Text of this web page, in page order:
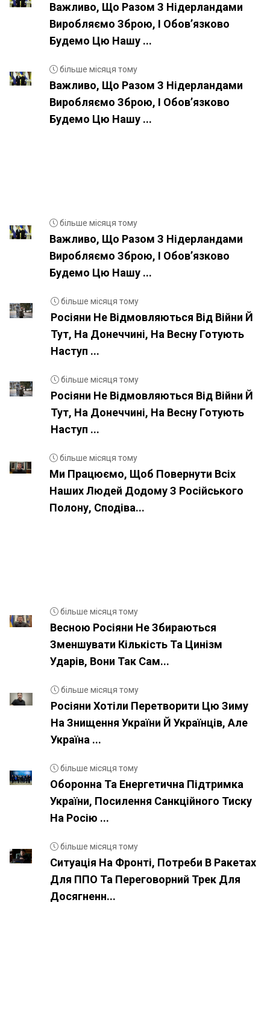
Важливо, Що Разом З Нідерландами
Виробляємо Зброю, І Обовʼязково
Будемо Цю Нашу ...
більше місяця тому
Важливо, Що Разом З Нідерландами
Виробляємо Зброю, І Обовʼязково
Будемо Цю Нашу ...
більше місяця тому
Важливо, Що Разом З Нідерландами
Виробляємо Зброю, І Обовʼязково
Будемо Цю Нашу ...
більше місяця тому
Росіяни Не Відмовляються Від Війни Й
Тут, На Донеччині, На Весну Готують
Наступ ...
більше місяця тому
Росіяни Не Відмовляються Від Війни Й
Тут, На Донеччині, На Весну Готують
Наступ ...
більше місяця тому
Ми Працюємо, Щоб Повернути Всіх
Наших Людей Додому З Російського
Полону, Сподіва...
більше місяця тому
Весною Росіяни Не Збираються
Зменшувати Кількість Та Цинізм
Ударів, Вони Так Сам...
більше місяця тому
Росіяни Хотіли Перетворити Цю Зиму
На Знищення України Й Українців, Але
Україна ...
більше місяця тому
Оборонна Та Енергетична Підтримка
України, Посилення Санкційного Тиску
На Росію ...
більше місяця тому
Ситуація На Фронті, Потреби В Ракетах
Для ППО Та Переговорний Трек Для
Досягненн...